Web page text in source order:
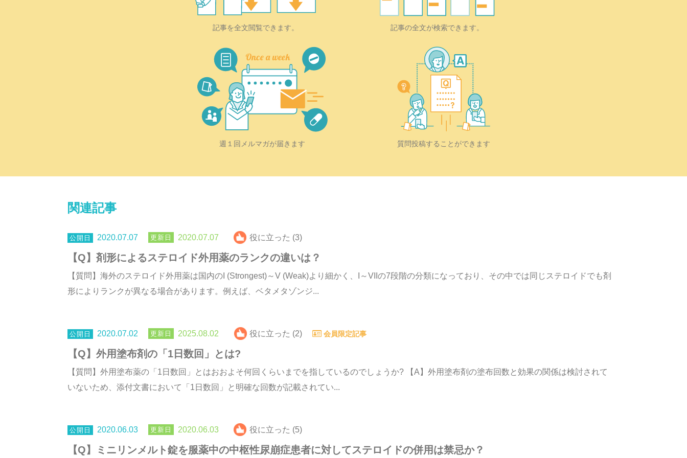
記事を全文閲覧できます。 記事の全文が検索できます。
週１回メルマガが届きます 質問投稿することができます
関連記事
2020.07.07 2020.07.07 役に立った (3)
【Q】剤形によるステロイド外用薬のランクの違いは？
【質問】海外のステロイド外用薬は国内のI (Strongest)～V (Weak)より細かく、I～VIIの7段階の分類になっており、その中では同じステロイドでも剤
形によりランクが異なる場合があります。例えば、ベタメタゾンジ...
2020.07.02 2025.08.02 役に立った (2) 会員限定記事
【Q】外用塗布剤の「1日数回」とは?
【質問】外用塗布薬の「1日数回」とはおおよそ何回くらいまでを指しているのでしょうか? 【A】外用塗布剤の塗布回数と効果の関係は検討されて
いないため、添付文書において「1日数回」と明確な回数が記載されてい...
2020.06.03 2020.06.03 役に立った (5)
【Q】ミニリンメルト錠を服薬中の中枢性尿崩症患者に対してステロイドの併用は禁忌か？